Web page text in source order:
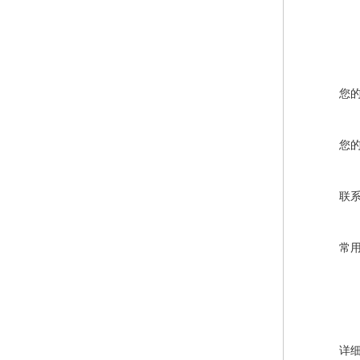
您
您
联
常
详